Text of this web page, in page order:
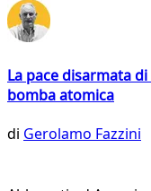
La pace disarmata
bomba atomica
di Gerolamo Fazzini